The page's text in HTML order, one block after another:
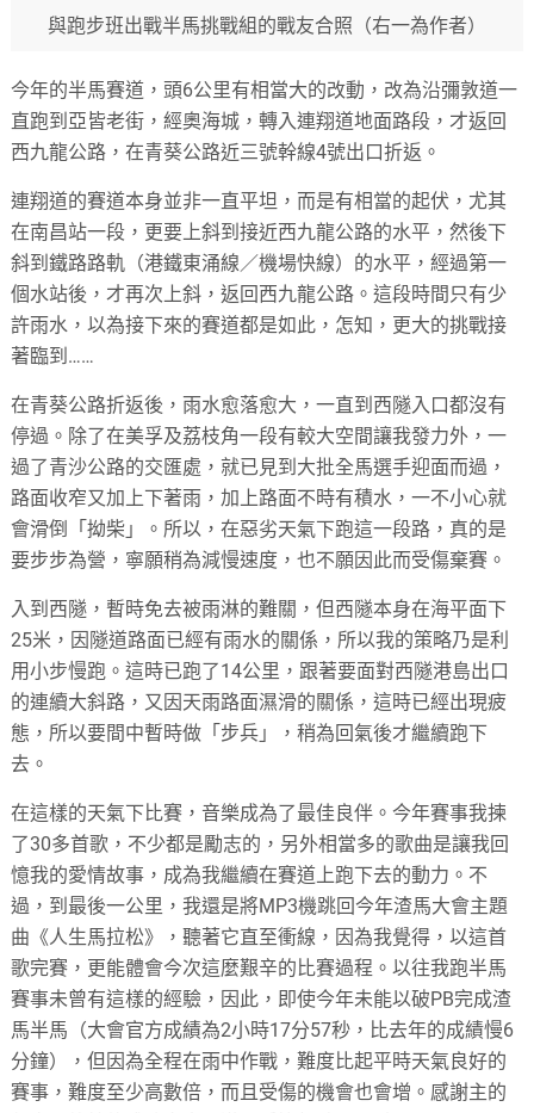
與跑步班出戰半馬挑戰組的戰友合照（右一為作者）
今年的半馬賽道，頭6公里有相當大的改動，改為沿彌敦道一
直跑到亞皆老街，經奧海城，轉入連翔道地面路段，才返回
西九龍公路，在青葵公路近三號幹線4號出口折返。
連翔道的賽道本身並非一直平坦，而是有相當的起伏，尤其
在南昌站一段，更要上斜到接近西九龍公路的水平，然後下
斜到鐵路路軌（港鐵東涌線／機場快線）的水平，經過第一
個水站後，才再次上斜，返回西九龍公路。這段時間只有少
許雨水，以為接下來的賽道都是如此，怎知，更大的挑戰接
著臨到……
在青葵公路折返後，雨水愈落愈大，一直到西隧入口都沒有
停過。除了在美孚及荔枝角一段有較大空間讓我發力外，一
過了青沙公路的交匯處，就已見到大批全馬選手迎面而過，
路面收窄又加上下著雨，加上路面不時有積水，一不小心就
會滑倒「拗柴」。所以，在惡劣天氣下跑這一段路，真的是
要步步為營，寧願稍為減慢速度，也不願因此而受傷棄賽。
入到西隧，暫時免去被雨淋的難關，但西隧本身在海平面下
25米，因隧道路面已經有雨水的關係，所以我的策略乃是利
用小步慢跑。這時已跑了14公里，跟著要面對西隧港島出口
的連續大斜路，又因天雨路面濕滑的關係，這時已經出現疲
態，所以要間中暫時做「步兵」，稍為回氣後才繼續跑下
去。
在這樣的天氣下比賽，音樂成為了最佳良伴。今年賽事我揀
了30多首歌，不少都是勵志的，另外相當多的歌曲是讓我回
憶我的愛情故事，成為我繼續在賽道上跑下去的動力。不
過，到最後一公里，我還是將MP3機跳回今年渣馬大會主題
曲《人生馬拉松》，聽著它直至衝線，因為我覺得，以這首
歌完賽，更能體會今次這麼艱辛的比賽過程。以往我跑半馬
賽事未曾有這樣的經驗，因此，即使今年未能以破PB完成渣
馬半馬（大會官方成績為2小時17分57秒，比去年的成績慢6
分鐘），但因為全程在雨中作戰，難度比起平時天氣良好的
賽事，難度至少高數倍，而且受傷的機會也會增。感謝主的